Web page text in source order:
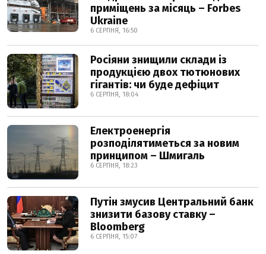
приміщень за місяць – Forbes
Ukraine
6 СЕРПНЯ, 16:50
Росіяни знищили склади із
продукцією двох тютюнових
гігантів: чи буде дефіцит
6 СЕРПНЯ, 18:04
Електроенергія
розподілятиметься за новим
принципом – Шмигаль
6 СЕРПНЯ, 18:23
Путін змусив Центральний банк
знизити базову ставку –
Bloomberg
6 СЕРПНЯ, 15:07